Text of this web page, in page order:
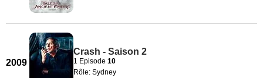
2009
Crash - Saison 2
1 Episode 10
Rôle: Sydney